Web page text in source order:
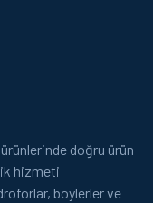
doğru ürün
hizmeti
boylerler ve